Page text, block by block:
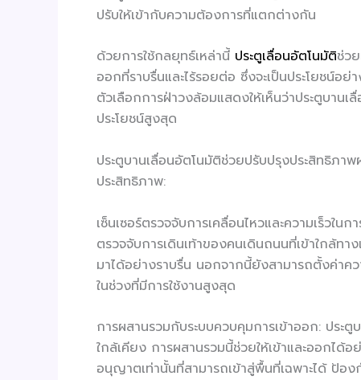
ปรับให้เข้ากับความต้องการที่แตกต่างกัน
ด้วยการใช้กลยุทธ์เหล่านี้ ประตูเลื่อนอัตโนมัติช่ว
ออกที่ราบรื่นและไร้รอยต่อ ซึ่งจะเป็นประโยชน์
ตัวเลือกการฝ่าวงล้อมแสดงให้เห็นว่าประตูบาน
ประโยชน์สูงสุด
ประตูบานเลื่อนอัตโนมัติช่วยปรับปรุงประสิทธิภา
ประสิทธิภาพ:
เซ็นเซอร์ตรวจจับการเคลื่อนไหวและความเร็วใ
ตรวจจับการเดินเท้าของคนเดินถนนที่เข้าใกล้ท
มาได้อย่างราบรื่น นอกจากนี้ยังสามารถตั้งค่าคว
ในช่วงที่มีการใช้งานสูงสุด
การผสานรวมกับระบบควบคุมการเข้าออก: ประ
ใกล้เคียง การผสานรวมนี้ช่วยให้เข้าและออกได้
อนุญาตเท่านั้นที่สามารถเข้าสู่พื้นที่เฉพาะได้ ป้อ